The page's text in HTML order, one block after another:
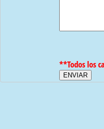
**Todos los